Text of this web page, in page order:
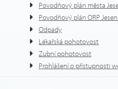
Povodňový plán města
Povodňový plán ORP
Odpady
Lékařská pohotovost
Zubní pohotovost
Prohlášení o přístupnosti